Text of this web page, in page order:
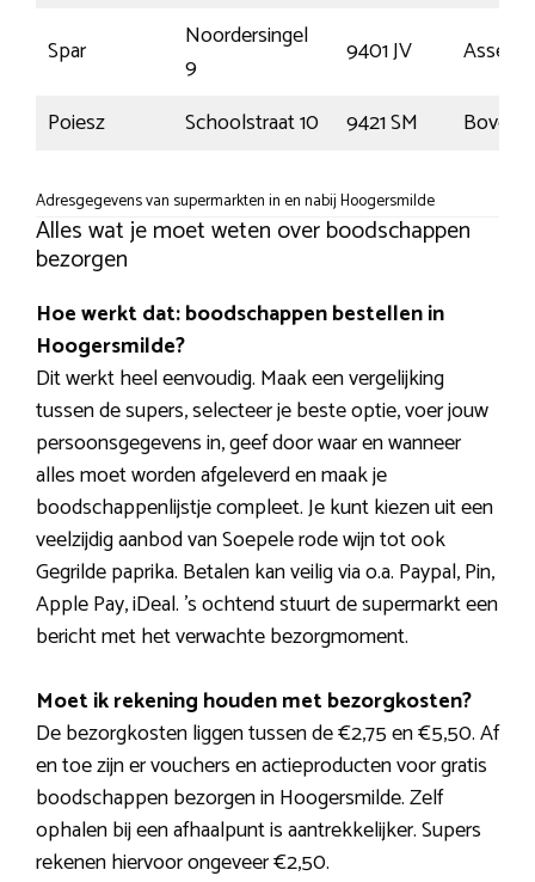
Spar
Noordersingel
9
9401 JV
Assen
Poiesz
Schoolstraat 10 9421 SM
Adresgegevens van supermarkten in en nabij Hoogersmilde
Alles wat je moet weten over boodschappen
bezorgen
Hoe werkt dat: boodschappen bestellen in
Hoogersmilde?
Dit werkt heel eenvoudig. Maak een vergelijking
tussen de supers, selecteer je beste optie, voer jouw
persoonsgegevens in, geef door waar en wanneer
alles moet worden afgeleverd en maak je
boodschappenlijstje compleet. Je kunt kiezen uit een
veelzijdig aanbod van Soepele rode wijn tot ook
Gegrilde paprika. Betalen kan veilig via o.a. Paypal, Pin,
Apple Pay, iDeal. ’s ochtend stuurt de supermarkt een
bericht met het verwachte bezorgmoment.
Moet ik rekening houden met bezorgkosten?
De bezorgkosten liggen tussen de €2,75 en €5,50. Af
en toe zijn er vouchers en actieproducten voor gratis
boodschappen bezorgen in Hoogersmilde. Zelf
ophalen bij een afhaalpunt is aantrekkelijker. Supers
rekenen hiervoor ongeveer €2,50.